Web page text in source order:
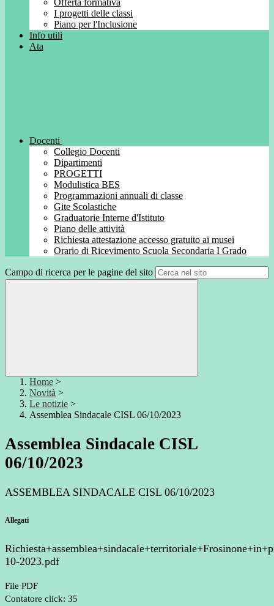
Offerta formativa
I progetti delle classi
Piano per l'Inclusione
Info utili
Ata
Docenti
Collegio Docenti
Dipartimenti
PROGETTI
Modulistica BES
Programmazioni annuali di classe
Gite Scolastiche
Graduatorie Interne d'Istituto
Piano delle attività
Richiesta attestazione accesso gratuito ai musei
Orario di Ricevimento Scuola Secondaria I Grado
Campo di ricerca per le pagine del sito
Home >
Novità >
Le notizie >
Assemblea Sindacale CISL 06/10/2023
Assemblea Sindacale CISL
06/10/2023
ASSEMBLEA SINDACALE CISL 06/10/2023
Allegati
10-2023.pdf
File PDF
Contatore click: 35